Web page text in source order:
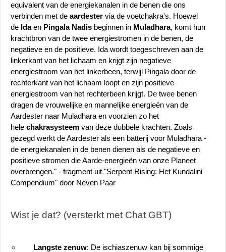
equivalent van de energiekanalen in de benen die ons
verbinden met de aardester via de voetchakra's. Hoewel
de Ida en Pingala Nadis beginnen in Muladhara, komt hun
krachtbron van de twee energiestromen in de benen, de
negatieve en de positieve. Ida wordt toegeschreven aan de
linkerkant van het lichaam en krijgt zijn negatieve
energiestroom van het linkerbeen, terwijl Pingala door de
rechterkant van het lichaam loopt en zijn positieve
energiestroom van het rechterbeen krijgt. De twee benen
dragen de vrouwelijke en mannelijke energieën van de
Aardester naar Muladhara en voorzien zo het
hele chakrasysteem van deze dubbele krachten. Zoals
gezegd werkt de Aardester als een batterij voor Muladhara -
de energiekanalen in de benen dienen als de negatieve en
positieve stromen die Aarde-energieën van onze Planeet
overbrengen." - fragment uit "Serpent Rising: Het Kundalini
Compendium" door Neven Paar
Wist je dat? (versterkt met Chat GBT)
Langste zenuw: De ischiaszenuw kan bij sommige